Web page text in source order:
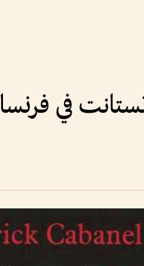
في فرنسا